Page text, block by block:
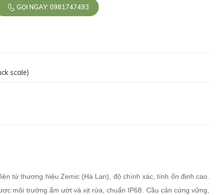
GỌI NGAY: 0981747493
scale)
tử thương hiệu Zemic (Hà Lan), độ chính xác, tính ổn định cao.
môi trường ẩm ướt và xịt rửa, chuẩn IP68. Cầu cân cứng vững,